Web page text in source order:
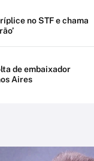
no STF e chama
de embaixador
Aires